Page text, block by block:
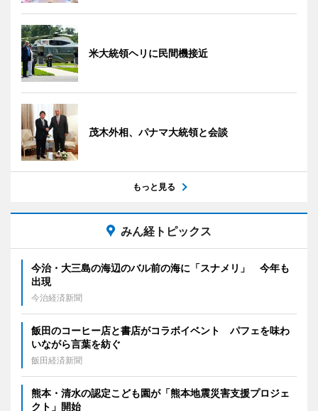
米大統領ヘリに民間機接近
茂木外相、パナマ大統領と会談
もっと見る
みん経トピックス
今治・大三島の海辺のバル前の海に「スナメリ」 今年も
出現
今治経済新聞
飯田のコーヒー店と書店がコラボイベント パフェを味わ
いながら言葉を紡ぐ
飯田経済新聞
熊本・清水の認定こども園が「熊本地震災害支援プロジェ
クト」開始